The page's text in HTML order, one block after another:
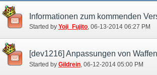
Started by Yoji_Fujito‎, 06-13-2014 06:27 PM
Started by Gildrein ‎, 06-12-2014 05:00 PM